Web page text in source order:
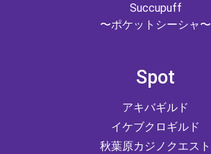
Succupuff
〜ポケットシーシャ〜
Spot
アキバギルド
イケブクロギルド
秋葉原カジノクエスト